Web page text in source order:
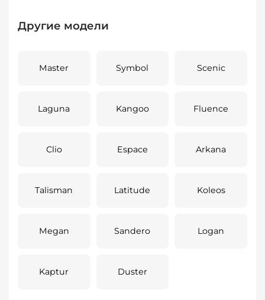
Другие модели
Master Symbol Scenic
Laguna Kangoo Fluence
Clio Espace Arkana
Talisman Latitude Koleos
Megan Sandero Logan
Kaptur Duster